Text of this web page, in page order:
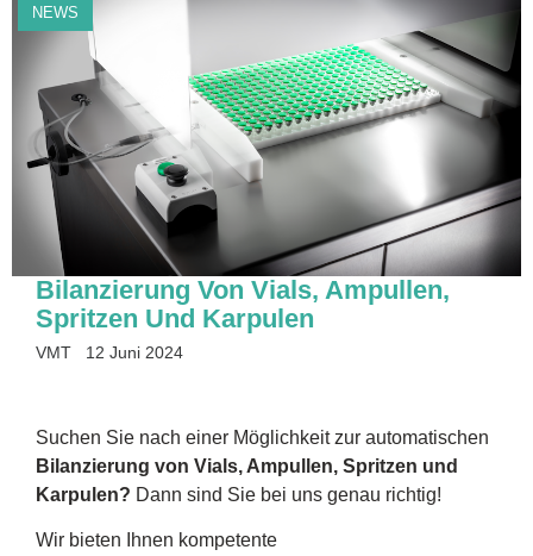
NEWS
Bilanzierung Von Vials, Ampullen,
Spritzen Und Karpulen
VMT 12 Juni 2024
Suchen Sie nach einer Möglichkeit zur automatischen
Bilanzierung von Vials, Ampullen, Spritzen und
Karpulen? Dann sind Sie bei uns genau richtig!
Wir bieten Ihnen kompetente